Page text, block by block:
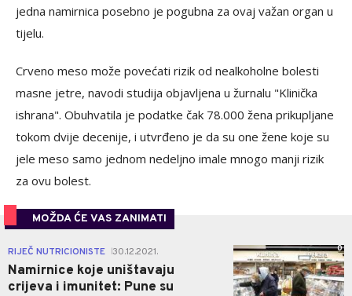
jedna namirnica posebno je pogubna za ovaj važan organ u
tijelu.
Crveno meso može povećati rizik od nealkoholne bolesti
masne jetre, navodi studija objavljena u žurnalu "Klinička
ishrana". Obuhvatila je podatke čak 78.000 žena prikupljane
tokom dvije decenije, i utvrđeno je da su one žene koje su
jele meso samo jednom nedeljno imale mnogo manji rizik
za ovu bolest.
MOŽDA ĆE VAS ZANIMATI
RIJEČ NUTRICIONISTE 30.12.2021.
Namirnice koje uništavaju
crijeva i imunitet: Pune su
0